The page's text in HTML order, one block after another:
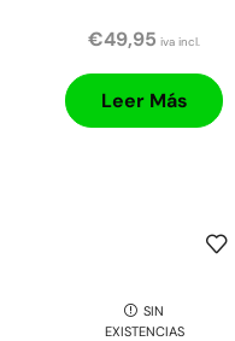
€49,95 iva incl.
Leer Más
SIN
EXISTENCIAS